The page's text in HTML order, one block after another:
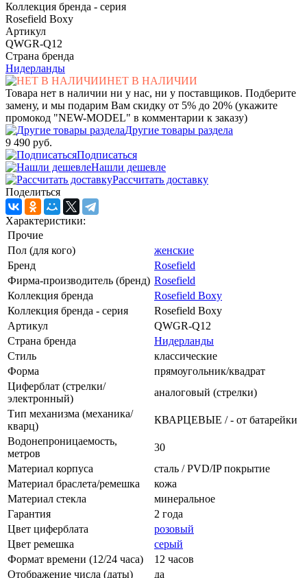
Коллекция бренда - серия
Rosefield Boxy
Артикул
QWGR-Q12
Страна бренда
Нидерланды
НЕТ В НАЛИЧИИ
Товара нет в наличии ни у нас, ни у поставщиков. Подберите
замену, и мы подарим Вам скидку от 5% до 20% (укажите
промокод "NEW-MODEL" в комментарии к заказу)
Другие товары раздела
9 490 руб.
Подписаться
Нашли дешевле
Рассчитать доставку
Поделиться
Характеристики:
Прочие
Пол (для кого)
женские
Бренд
Rosefield
Фирма-производитель (бренд) Rosefield
Коллекция бренда
Rosefield Boxy
Коллекция бренда - серия
Rosefield Boxy
Артикул
QWGR-Q12
Страна бренда
Нидерланды
Стиль
классические
Форма
прямоугольник/квадрат
Циферблат (стрелки/
электронный)
аналоговый (стрелки)
Тип механизма (механика/
кварц)
КВАРЦЕВЫЕ / - от батарейки
Водонепроницаемость,
метров
30
Материал корпуса
сталь / PVD/IP покрытие
Материал браслета/ремешка
кожа
Материал стекла
минеральное
Гарантия
2 года
Цвет циферблата
розовый
Цвет ремешка
серый
Формат времени (12/24 часа)
12 часов
Отображение числа (даты)
да